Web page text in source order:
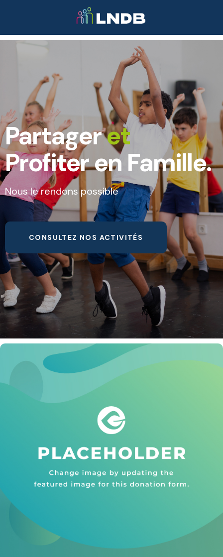
Partageret
Profiter en Famille.
Nous le rendons possible
CONSULTEZ NOS ACTIVITÉS